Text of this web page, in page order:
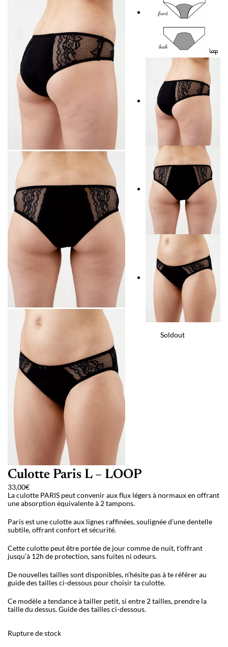
Soldout
Culotte Paris L – LOOP
33,00€
La culotte PARIS peut convenir aux flux légers à normaux en offrant
une absorption équivalente à 2 tampons.
Paris est une culotte aux lignes raffinées, soulignée d’une dentelle
subtile, offrant confort et sécurité.
Cette culotte peut être portée de jour comme de nuit, t’offrant
jusqu’à 12h de protection, sans fuites ni odeurs.
De nouvelles tailles sont disponibles, n’hésite pas à te référer au
guide des tailles ci-dessous pour choisir ta culotte.
Ce modèle a tendance à tailler petit, si entre 2 tailles, prendre la
taille du dessus. Guide des tailles ci-dessous.
Rupture de stock